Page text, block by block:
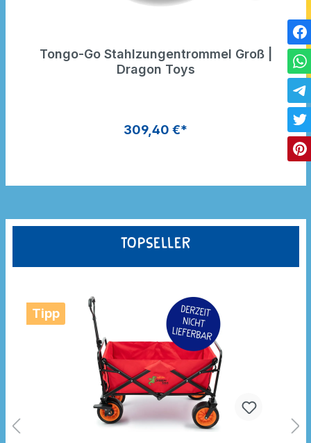
Topseller
Tipp
Tongo-Go Stahlzungentrommel Groß |
Dragon Toys
309,40 €*